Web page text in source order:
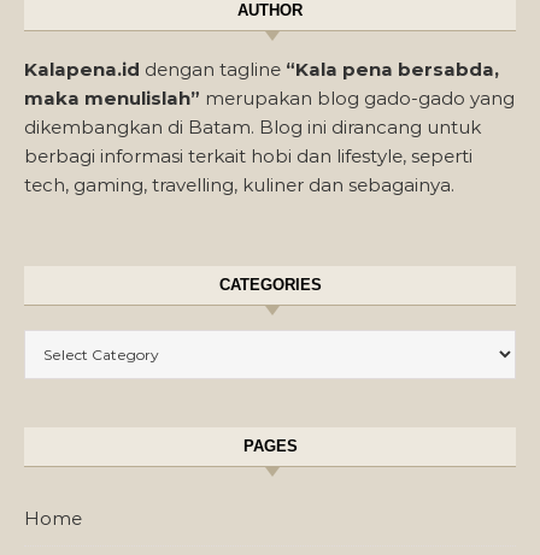
AUTHOR
Kalapena.id dengan tagline “Kala pena bersabda,
maka menulislah” merupakan blog gado-gado yang
dikembangkan di Batam. Blog ini dirancang untuk
berbagi informasi terkait hobi dan lifestyle, seperti
tech, gaming, travelling, kuliner dan sebagainya.
CATEGORIES
PAGES
Home